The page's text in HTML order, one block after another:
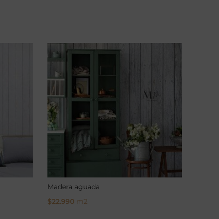
Madera aguada
$22.990m2